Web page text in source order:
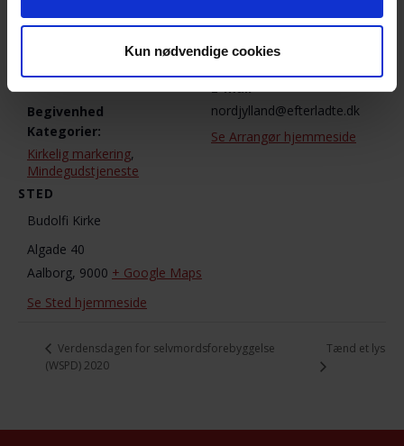
Kun nødvendige cookies
Begivenhed
Kategorier:
Kirkelig markering,
Mindegudstjeneste
STED
Budolfi Kirke
Algade 40
Aalborg, 9000 + Google Maps
Se Sted hjemmeside
2423 4475
E-mail
nordjylland@efterladte.dk
Se Arrangør hjemmeside
Verdensdagen for selvmordsforebyggelse
(WSPD) 2020
Tænd et lys